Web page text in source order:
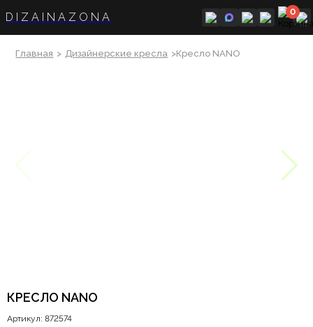
DIZAINAZONA 0
Главная > Дизайнерские кресла >Кресло NANO
КРЕСЛО NANO
Артикул: 872574